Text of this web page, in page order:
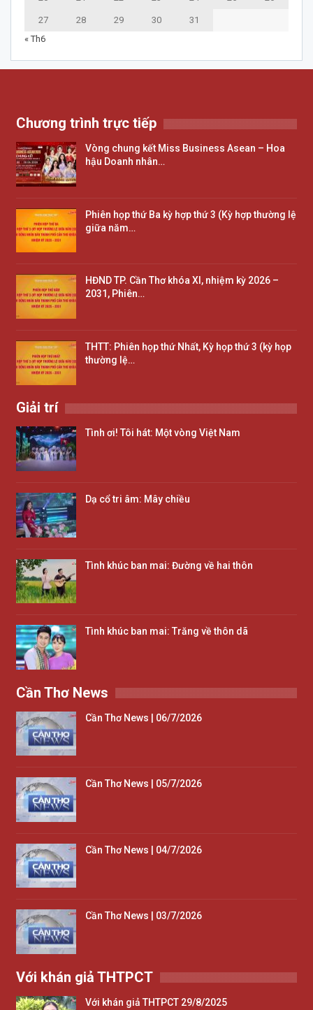
27 28 29 30
31
« Th6
Chương trình trực tiếp
Vòng chung kết Miss Business Asean – Hoa
hậu Doanh nhân…
Phiên họp thứ Ba kỳ hợp thứ 3 (Kỳ hợp thường lệ
giữa năm…
HĐND TP. Cần Thơ khóa XI, nhiệm kỳ 2026 –
2031, Phiên…
THTT: Phiên họp thứ Nhất, Kỳ họp thứ 3 (kỳ họp
thường lệ…
Giải trí
Tình ơi! Tôi hát: Một vòng Việt Nam
Dạ cổ tri âm: Mây chiều
Tình khúc ban mai: Đường về hai thôn
Tình khúc ban mai: Trăng về thôn dã
Cần Thơ News
Cần Thơ News | 06/7/2026
Cần Thơ News | 05/7/2026
Cần Thơ News | 04/7/2026
Cần Thơ News | 03/7/2026
Với khán giả THTPCT
Với khán giả THTPCT 29/8/2025